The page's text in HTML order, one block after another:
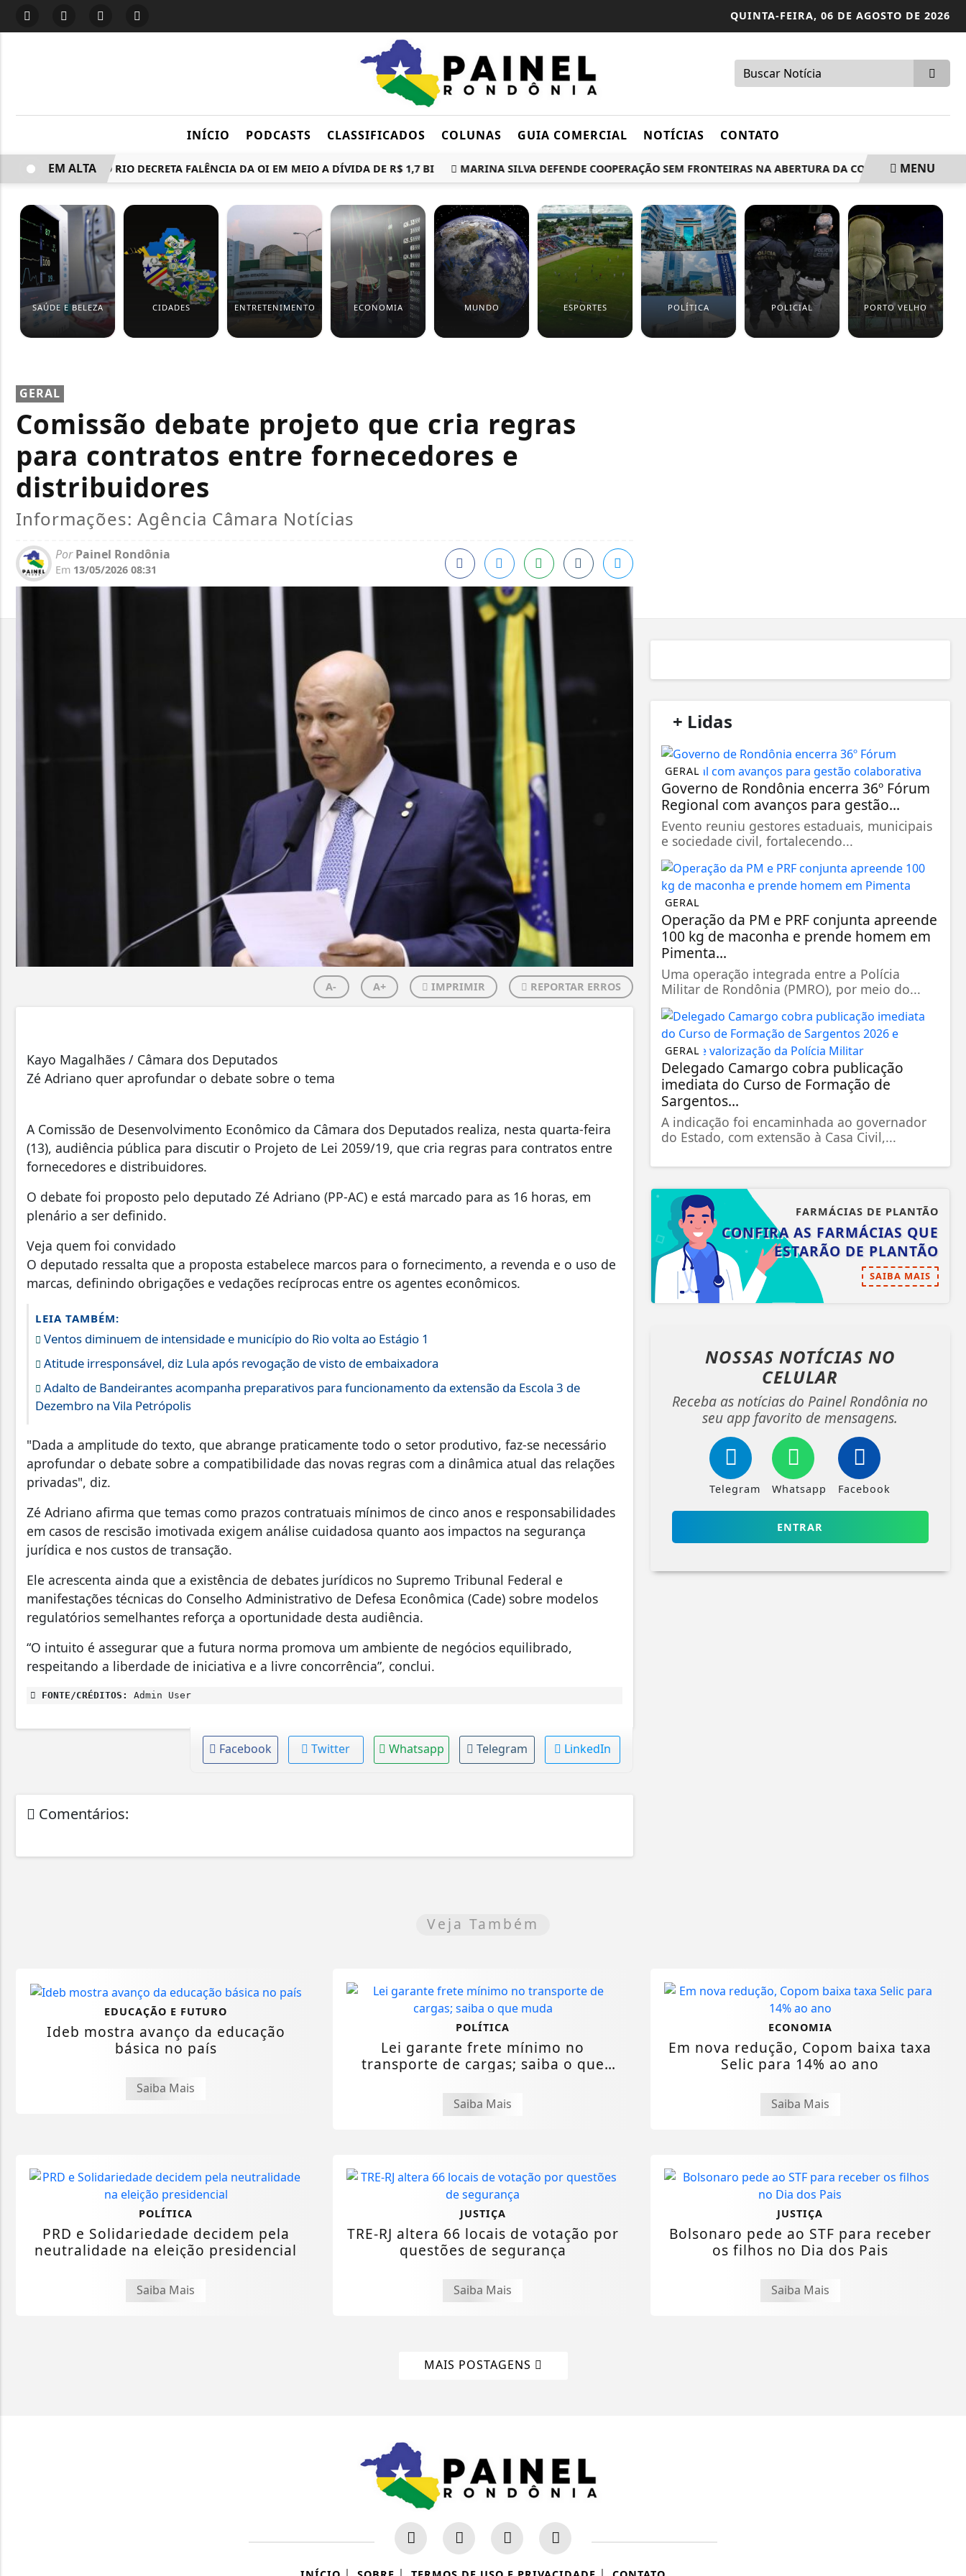
QUINTA-FEIRA, 06 DE AGOSTO DE 2026
INÍCIO PODCASTS CLASSIFICADOS COLUNAS GUIA COMERCIAL NOTÍCIAS CONTATO
JUSTIÇA DO RIO DECRETA FALÊNCIA DA OI EM MEIO A DÍVIDA DE R$ 1,7 BI MARINA SILVA DEFENDE COOPERAÇÃO SEM FRONTEIRAS NA ABERTURA DA COP15 ENCONTRO
EM ALTA MENU
SAÚDE E BELEZA CIDADES ENTRETENIMENTO ECONOMIA MUNDO ESPORTES POLÍTICA POLICIAL PORTO VELHO
GERAL
Comissão debate projeto que cria regras
para contratos entre fornecedores e
distribuidores
Informações: Agência Câmara Notícias
PorPainel Rondônia
Em 13/05/2026 08:31
A- A+ IMPRIMIR REPORTAR ERROS
Kayo Magalhães / Câmara dos Deputados
Zé Adriano quer aprofundar o debate sobre o tema
A Comissão de Desenvolvimento Econômico da Câmara dos Deputados realiza, nesta quarta-feira
(13), audiência pública para discutir o Projeto de Lei 2059/19, que cria regras para contratos entre
fornecedores e distribuidores.
O debate foi proposto pelo deputado Zé Adriano (PP-AC) e está marcado para as 16 horas, em
plenário a ser definido.
Veja quem foi convidado
O deputado ressalta que a proposta estabelece marcos para o fornecimento, a revenda e o uso de
marcas, definindo obrigações e vedações recíprocas entre os agentes econômicos.
LEIA TAMBÉM:
Ventos diminuem de intensidade e município do Rio volta ao Estágio 1
Atitude irresponsável, diz Lula após revogação de visto de embaixadora
Adalto de Bandeirantes acompanha preparativos para funcionamento da extensão da Escola 3 de
Dezembro na Vila Petrópolis
"Dada a amplitude do texto, que abrange praticamente todo o setor produtivo, faz-se necessário
aprofundar o debate sobre a compatibilidade das novas regras com a dinâmica atual das relações
privadas", diz.
Zé Adriano afirma que temas como prazos contratuais mínimos de cinco anos e responsabilidades
em casos de rescisão imotivada exigem análise cuidadosa quanto aos impactos na segurança
jurídica e nos custos de transação.
Ele acrescenta ainda que a existência de debates jurídicos no Supremo Tribunal Federal e
manifestações técnicas do Conselho Administrativo de Defesa Econômica (Cade) sobre modelos
regulatórios semelhantes reforça a oportunidade desta audiência.
“O intuito é assegurar que a futura norma promova um ambiente de negócios equilibrado,
respeitando a liberdade de iniciativa e a livre concorrência”, conclui.
FONTE/CRÉDITOS: Admin User
Facebook Twitter Whatsapp Telegram LinkedIn
Comentários:
+ Lidas
GERAL
Governo de Rondônia encerra 36º Fórum
Regional com avanços para gestão...
Evento reuniu gestores estaduais, municipais
e sociedade civil, fortalecendo...
GERAL
Operação da PM e PRF conjunta apreende
100 kg de maconha e prende homem em
Pimenta...
Uma operação integrada entre a Polícia
Militar de Rondônia (PMRO), por meio do...
GERAL
Delegado Camargo cobra publicação
imediata do Curso de Formação de
Sargentos...
A indicação foi encaminhada ao governador
do Estado, com extensão à Casa Civil,...
FARMÁCIAS DE PLANTÃO
CONFIRA AS FARMÁCIAS QUE
ESTARÃO DE PLANTÃO
SAIBA MAIS
NOSSAS NOTÍCIAS NO
CELULAR
Receba as notícias do Painel Rondônia no
seu app favorito de mensagens.
Telegram Whatsapp Facebook
ENTRAR
Veja Também
EDUCAÇÃO E FUTURO
Ideb mostra avanço da educação
básica no país
Saiba Mais
POLÍTICA
Lei garante frete mínimo no
transporte de cargas; saiba o que
Saiba Mais
ECONOMIA
Em nova redução, Copom baixa taxa
Selic para 14% ao ano
Saiba Mais
POLÍTICA
PRD e Solidariedade decidem pela
neutralidade na eleição presidencial
Saiba Mais
JUSTIÇA
TRE-RJ altera 66 locais de votação por
questões de segurança
Saiba Mais
JUSTIÇA
Bolsonaro pede ao STF para receber
os filhos no Dia dos Pais
Saiba Mais
MAIS POSTAGENS
| | |